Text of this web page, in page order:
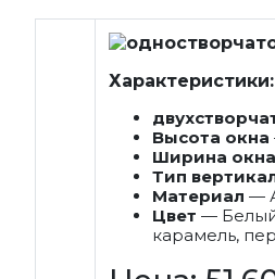
Характеристики:
Высота окна
Ширина окна
Тип
Материал —
Цвет —
карамель,